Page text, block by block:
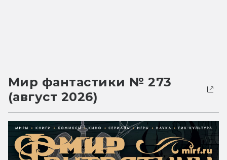
Мир фантастики № 273
(август 2026)